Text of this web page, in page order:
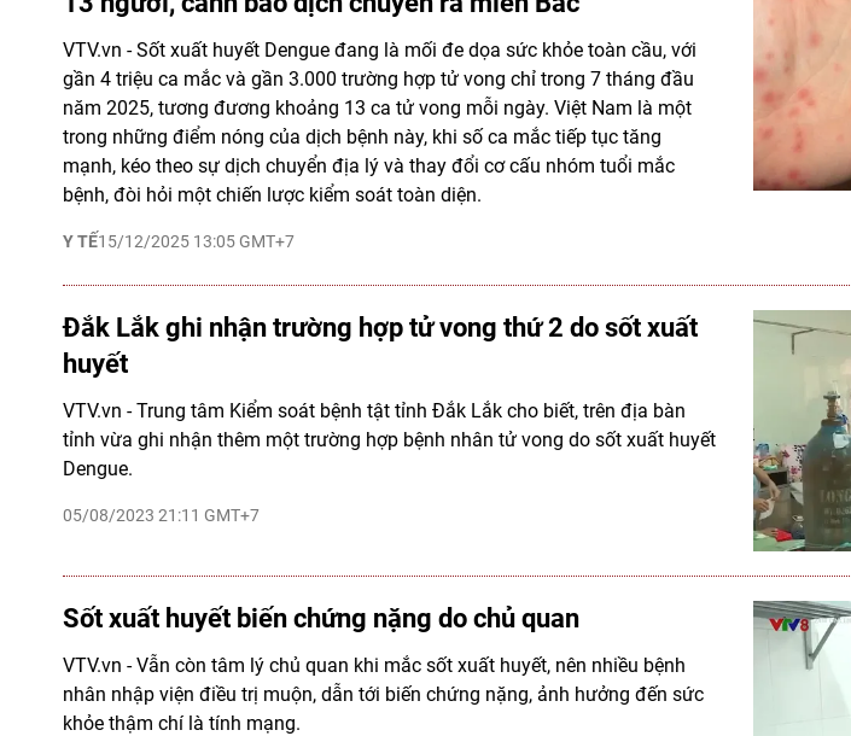
Y TẾ15/12/2025 13:05 GMT+7
VTV.vn - Sốt xuất huyết Dengue đang là mối đe dọa sức khỏe toàn cầu, với
gần 4 triệu ca mắc và gần 3.000 trường hợp tử vong chỉ trong 7 tháng đầu
năm 2025, tương đương khoảng 13 ca tử vong mỗi ngày. Việt Nam là một
trong những điểm nóng của dịch bệnh này, khi số ca mắc tiếp tục tăng
mạnh, kéo theo sự dịch chuyển địa lý và thay đổi cơ cấu nhóm tuổi mắc
bệnh, đòi hỏi một chiến lược kiểm soát toàn diện.
Đắk Lắk ghi nhận trường hợp tử vong thứ 2 do sốt xuất
huyết
05/08/2023 21:11 GMT+7
VTV.vn - Trung tâm Kiểm soát bệnh tật tỉnh Ðắk Lắk cho biết, trên địa bàn
tỉnh vừa ghi nhận thêm một trường hợp bệnh nhân tử vong do sốt xuất huyết
Dengue.
Sốt xuất huyết biến chứng nặng do chủ quan
VTV.vn - Vẫn còn tâm lý chủ quan khi mắc sốt xuất huyết, nên nhiều bệnh
nhân nhập viện điều trị muộn, dẫn tới biến chứng nặng, ảnh hưởng đến sức
khỏe thậm chí là tính mạng.